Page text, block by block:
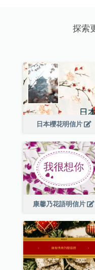
探索
日本櫻花明信片
康馨乃花語明信片